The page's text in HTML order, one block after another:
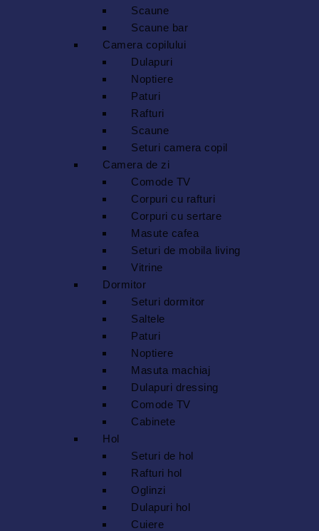
Scaune
Scaune bar
Camera copilului
Dulapuri
Noptiere
Paturi
Rafturi
Scaune
Seturi camera copil
Camera de zi
Comode TV
Corpuri cu rafturi
Corpuri cu sertare
Masute cafea
Seturi de mobila living
Vitrine
Dormitor
Seturi dormitor
Saltele
Paturi
Noptiere
Masuta machiaj
Dulapuri dressing
Comode TV
Cabinete
Hol
Seturi de hol
Rafturi hol
Oglinzi
Dulapuri hol
Cuiere